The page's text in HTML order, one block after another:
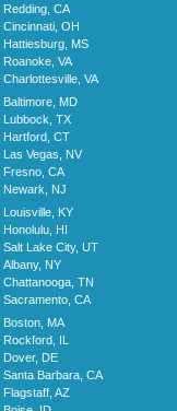
Redding, CA
Cincinnati, OH
Hattiesburg, MS
Roanoke, VA
Charlottesville, VA
Baltimore, MD
Lubbock, TX
Hartford, CT
Las Vegas, NV
Fresno, CA
Newark, NJ
Louisville, KY
Honolulu, HI
Salt Lake City, UT
Albany, NY
Chattanooga, TN
Sacramento, CA
Boston, MA
Rockford, IL
Dover, DE
Santa Barbara, CA
Flagstaff, AZ